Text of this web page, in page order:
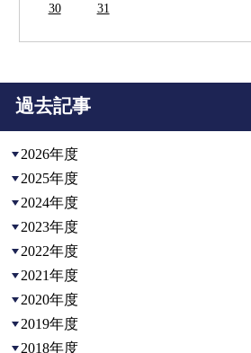
30 31
過去記事
2026年度
2025年度
2024年度
2023年度
2022年度
2021年度
2020年度
2019年度
2018年度